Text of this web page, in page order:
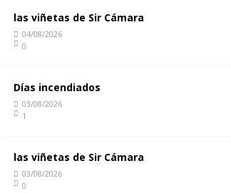
las viñetas de Sir Cámara
04/08/2026
0
Días incendiados
03/08/2026
1
las viñetas de Sir Cámara
03/08/2026
0